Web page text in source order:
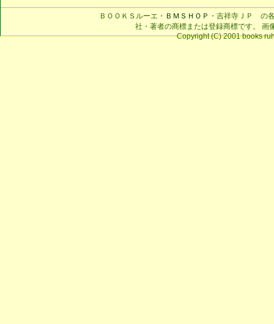
ＢＯＯＫＳルーエ・ ＢＭＳＨＯＰ ・吉祥寺ＪＰ の
社・著者の商標または登録商標です。 画
Copyright (C) 2001 books